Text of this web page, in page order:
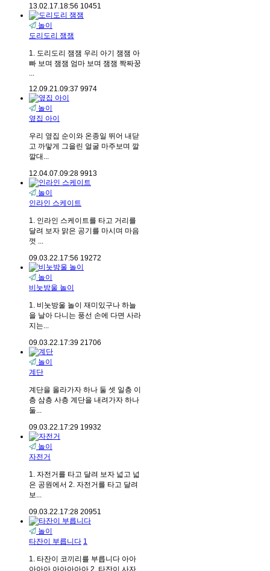
13.02.17.18:56 10451
놀이
도리도리 잼잼
1. 도리도리 잼잼 우리 아기 잼잼 아
빠 보며 잼잼 엄마 보며 잼잼 짝짜꿍
...
12.09.21.09:37 9974
놀이
옆집 아이
우리 옆집 순이와 온종일 뛰어 내닫
고 까맣게 그을린 얼굴 마주보며 깔
깔대...
12.04.07.09:28 9913
놀이
인라인 스케이트
1. 인라인 스케이트를 타고 거리를
달려 보자 맑은 공기를 마시며 마음
껏 ...
09.03.22.17:56 19272
놀이
비눗방울 놀이
1. 비눗방울 놀이 재미있구나 하늘
을 날아 다니는 풍선 손에 다면 사라
지는...
09.03.22.17:39 21706
놀이
계단
계단을 올라가자 하나 둘 셋 일층 이
층 삼층 사층 계단을 내려가자 하나
둘...
09.03.22.17:29 19932
놀이
자전거
1. 자전거를 타고 달려 보자 넓고 넓
은 공원에서 2. 자전거를 타고 달려
보...
09.03.22.17:28 20951
놀이
타잔이 부릅니다 1
1. 타잔이 코끼리를 부릅니다 아아